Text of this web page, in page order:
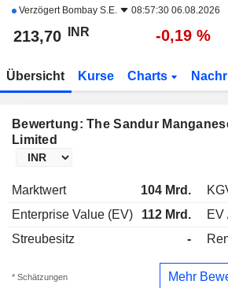
Verzögert Bombay S.E. 08:57:30 06.08.2026
213,70 INR -0,19 %
Übersicht Kurse Charts
Bewertung: The Sandur
Limited
Marktwert 104 Mrd.
Enterprise Value (EV)
112 Mrd. EV
Streubesitz
-
* Schätzungen Mehr